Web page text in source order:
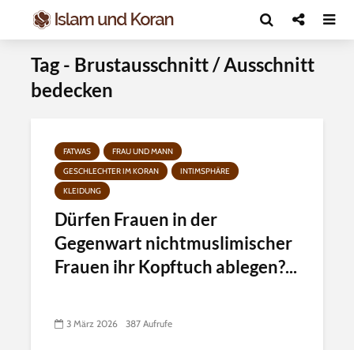
Tag - Brustausschnitt / Ausschnitt
bedecken
FATWAS
FRAU UND MANN
GESCHLECHTER IM KORAN
INTIMSPHÄRE
KLEIDUNG
Dürfen Frauen in der
Gegenwart nichtmuslimischer
Frauen ihr Kopftuch ablegen?...
3 März 2026 387 Aufrufe